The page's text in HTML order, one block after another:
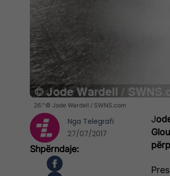
26:"© Jode Wardell / SWNS.com
J
Nga Telegrafi
27/07/2017